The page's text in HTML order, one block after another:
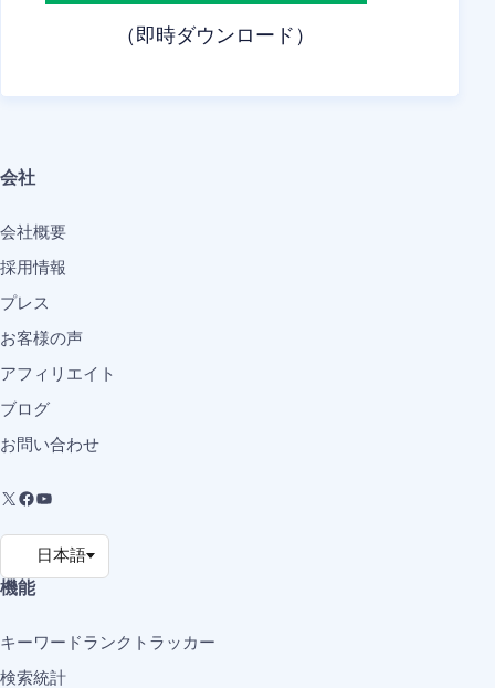
（即時ダウンロード）
会社
会社概要
採用情報
プレス
お客様の声
アフィリエイト
ブログ
お問い合わせ
機能
キーワードランクトラッカー
検索統計